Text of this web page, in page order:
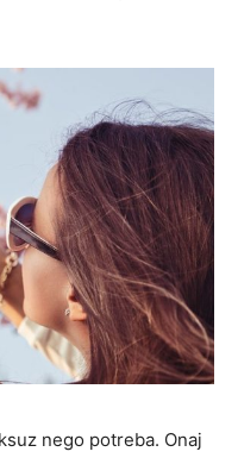
nego potreba. Onaj